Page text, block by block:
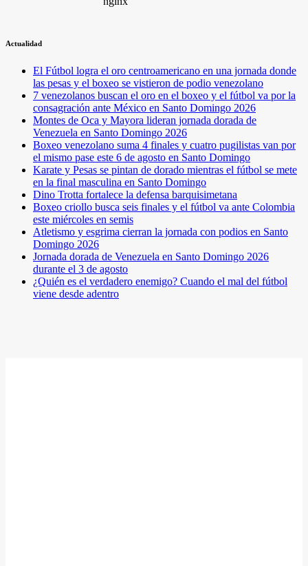
Actualidad
El Fútbol logra el oro centroamericano en una jornada donde
las pesas y el boxeo se vistieron de podio venezolano
7 venezolanos buscan el oro en el boxeo y el fútbol va por la
consagración ante México en Santo Domingo 2026
Montes de Oca y Mayora lideran jornada dorada de
Venezuela en Santo Domingo 2026
Boxeo venezolano suma 4 finales y cuatro pugilistas van por
el mismo pase este 6 de agosto en Santo Domingo
Karate y Pesas se pintan de dorado mientras el fútbol se mete
en la final masculina en Santo Domingo
Dino Trotta fortalece la defensa barquisimetana
Boxeo criollo busca seis finales y el fútbol va ante Colombia
este miércoles en semis
Atletismo y esgrima cierran la jornada con podios en Santo
Domingo 2026
Jornada dorada de Venezuela en Santo Domingo 2026
durante el 3 de agosto
¿Quién es el verdadero enemigo? Cuando el mal del fútbol
viene desde adentro